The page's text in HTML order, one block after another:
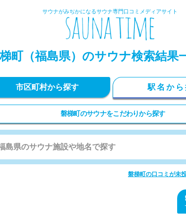
サウナがみぢかになるサウナ専門口コミメディアサイト
町（福島県）のサウナ検索結果
市区町村から探す 駅名から
磐梯町のサウナをこだわりから探す
磐梯町の口コミが未